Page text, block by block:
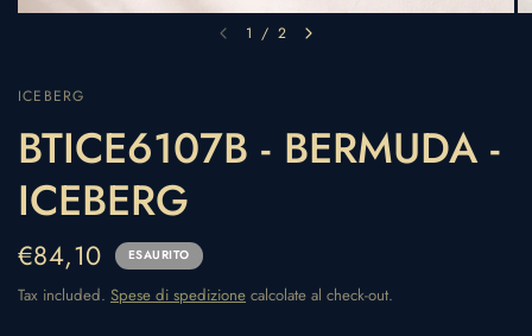
1 / 2
ICEBERG
BTICE6107B - BERMUDA -
ICEBERG
€84,10 ESAURITO
Tax included. Spese di spedizione calcolate al check-out.